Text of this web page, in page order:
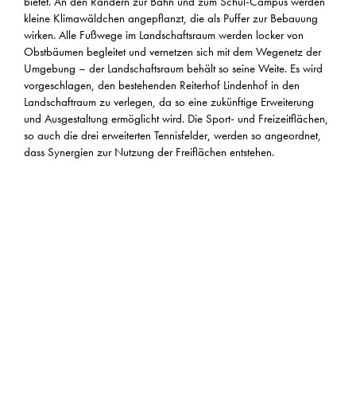
kleine Klimawäldchen angepflanzt, die als Puffer zur Bebauung
wirken. Alle Fußwege im Landschaftsraum werden locker von
Obstbäumen begleitet und vernetzen sich mit dem Wegenetz der
Umgebung – der Landschaftsraum behält so seine Weite. Es wird
vorgeschlagen, den bestehenden Reiterhof Lindenhof in den
Landschaftraum zu verlegen, da so eine zukünftige Erweiterung
und Ausgestaltung ermöglicht wird. Die Sport- und Freizeitflächen,
so auch die drei erweiterten Tennisfelder, werden so angeordnet,
dass Synergien zur Nutzung der Freiflächen entstehen.